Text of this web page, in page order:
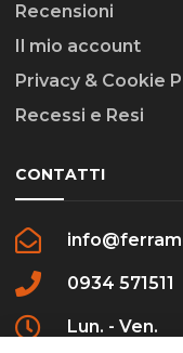
Recensioni
Il mio account
Privacy & Cookie
Recessi e Resi
CONTATTI
0934 571511
Lun. - Ven.